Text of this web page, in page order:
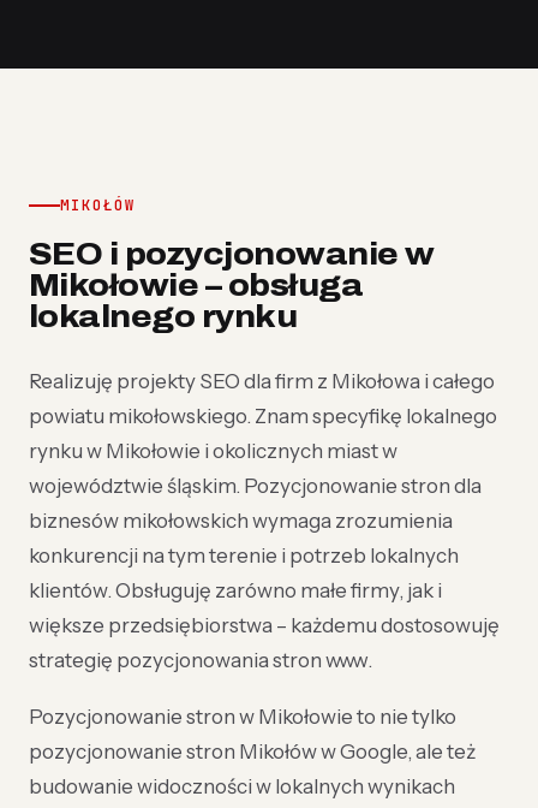
MIKOŁÓW
SEO i pozycjonowanie w
Mikołowie – obsługa
lokalnego rynku
Realizuję projekty SEO dla firm z Mikołowa i całego
powiatu mikołowskiego. Znam specyfikę lokalnego
rynku w Mikołowie i okolicznych miast w
województwie śląskim. Pozycjonowanie stron dla
biznesów mikołowskich wymaga zrozumienia
konkurencji na tym terenie i potrzeb lokalnych
klientów. Obsługuję zarówno małe firmy, jak i
większe przedsiębiorstwa – każdemu dostosowuję
strategię pozycjonowania stron www.
Pozycjonowanie stron w Mikołowie to nie tylko
pozycjonowanie stron Mikołów w Google, ale też
budowanie widoczności w lokalnych wynikach